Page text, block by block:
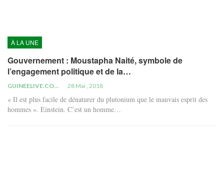
À LA UNE
Gouvernement : Moustapha Naité, symbole de
l’engagement politique et de la…
GUINEELIVE.COM 28 Mai , 2018
« Il est plus facile de dénaturer du plutonium que le mauvais esprit des
hommes ». Einstein. C’est un homme…